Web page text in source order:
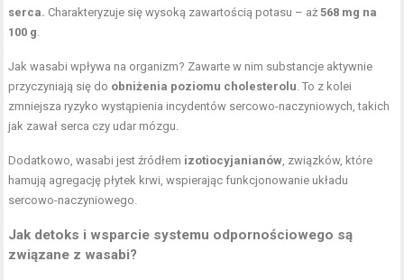
serca. Charakteryzuje się wysoką zawartością potasu – aż568 mg na
100 g
Jak wasabi wpływa na organizm? Zawarte w nim substancje aktywnie
przyczyniają się do obniżenia poziomu cholesterolu . To z kolei
zmniejsza ryzyko wystąpienia incydentów sercowo-naczyniowych, takich
jak zawał serca czy udar mózgu.
Dodatkowo, wasabi jest źródłem izotiocyjanianów , związków, które
hamują agregację płytek krwi, wspierając funkcjonowanie układu
sercowo-naczyniowego.
Jak detoks i wsparcie systemu odpornościowego są
związane z wasabi?